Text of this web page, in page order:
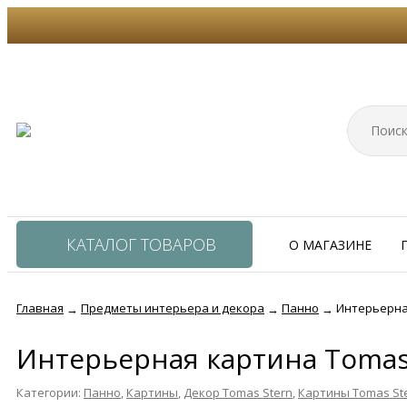
КАТАЛОГ ТОВАРОВ О МАГАЗИНЕ
Главная → Предметы интерьера и декора → Панно →
Интерьерная картина
Категории: Панно Картины Декор Tomas Stern Картины Tomas